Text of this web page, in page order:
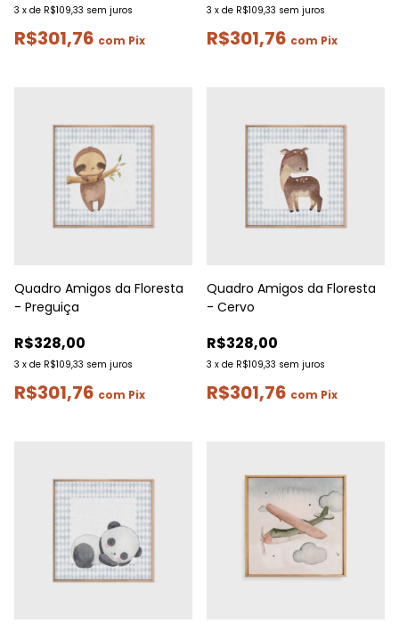
3 x de R$109,33 sem juros
R$301,76 com Pix
3 x de R$109,33 sem juros
R$301,76 com Pix
Quadro Amigos da Floresta
- Preguiça
R$328,00
3 x de R$109,33 sem juros
R$301,76 com Pix
Quadro Amigos da Floresta
- Cervo
R$328,00
3 x de R$109,33 sem juros
R$301,76 com Pix